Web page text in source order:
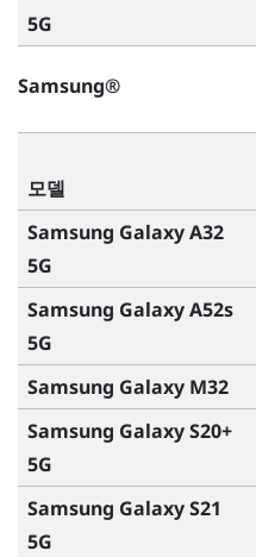
5G
Samsung®
모델
Samsung Galaxy A32
5G
Samsung Galaxy A52s
5G
Samsung Galaxy M32
Samsung Galaxy S20+
5G
Samsung Galaxy S21
5G